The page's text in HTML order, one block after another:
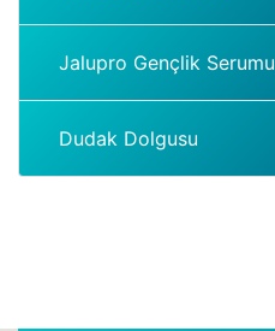
Jalupro Gençlik Serumu
Dudak Dolgusu